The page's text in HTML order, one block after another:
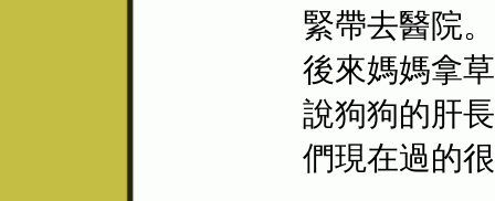
緊帶去醫院
後來媽媽拿
說狗狗的肝
們現在過的